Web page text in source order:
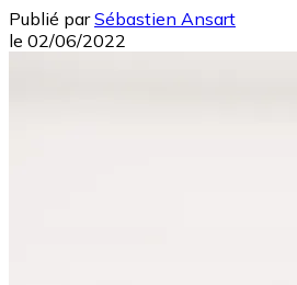
Publié par Sébastien Ansart
le 02/06/2022